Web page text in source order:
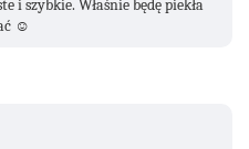
i szybkie. Właśnie będę piekła
☺️